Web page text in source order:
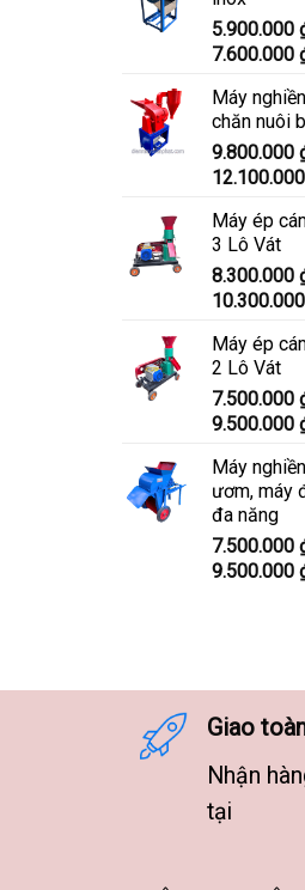
5.900.000
7.600.000
Máy
chăn nuôi
9.800.000
12.100.000
Máy ép
3 Lô Vát
8.300.000
10.300.000
Máy ép
2 Lô Vát
7.500.000
9.500.000
Máy
ươm, máy
đa năng
7.500.000
9.500.000
Giao
Nhận
tại